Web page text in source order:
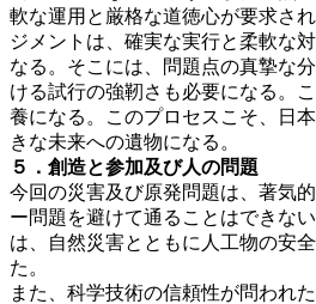
軟な運用と厳格な道徳心が要求さ
ジメントは、確実な実行と柔軟な
なる。そこには、問題点の真摯な
ける試行の強靭さも必要になる。
養になる。このプロセスこそ、日
きな未来への遺物になる。
５．創造と参加及び人の問題
今回の災害及び原発問題は、著気
ー問題を避けて通ることはできな
は、自然災害とともに人工物の安
た。
また、科学技術の信頼性が問われ